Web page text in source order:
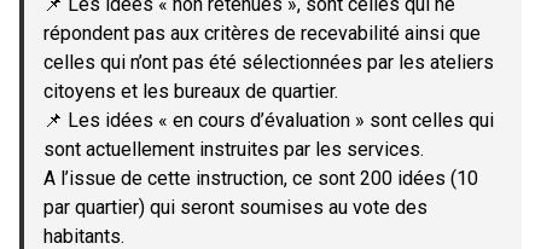
répondent pas aux critères de recevabilité ainsi que
celles qui n’ont pas été sélectionnées par les ateliers
citoyens et les bureaux de quartier.
📌 Les idées « en cours d’évaluation » sont celles qui
sont actuellement instruites par les services.
A l’issue de cette instruction, ce sont 200 idées (10
par quartier) qui seront soumises au vote des
habitants.